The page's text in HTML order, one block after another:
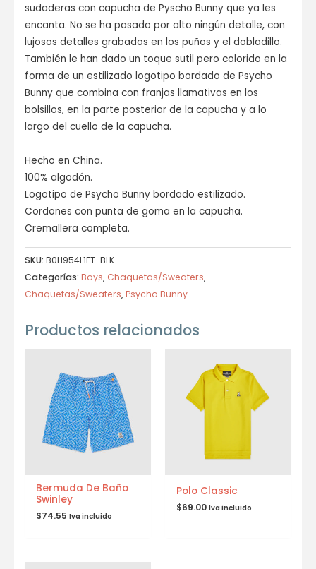
sudaderas con capucha de Pyscho Bunny que ya les
encanta. No se ha pasado por alto ningún detalle, con
lujosos detalles grabados en los puños y el dobladillo.
También le han dado un toque sutil pero colorido en la
forma de un estilizado logotipo bordado de Psycho
Bunny que combina con franjas llamativas en los
bolsillos, en la parte posterior de la capucha y a lo
largo del cuello de la capucha.
Hecho en China.
100% algodón.
Logotipo de Psycho Bunny bordado estilizado.
Cordones con punta de goma en la capucha.
Cremallera completa.
SKU: B0H954L1FT-BLK
Categorías: Boys, Chaquetas/Sweaters,
Chaquetas/Sweaters,Psycho Bunny
Productos relacionados
Bermuda De Baño
Swinley
$74.55 Iva incluido
Polo Classic
$69.00 Iva incluido